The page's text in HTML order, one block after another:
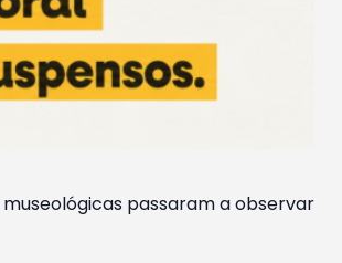
passaram a observar